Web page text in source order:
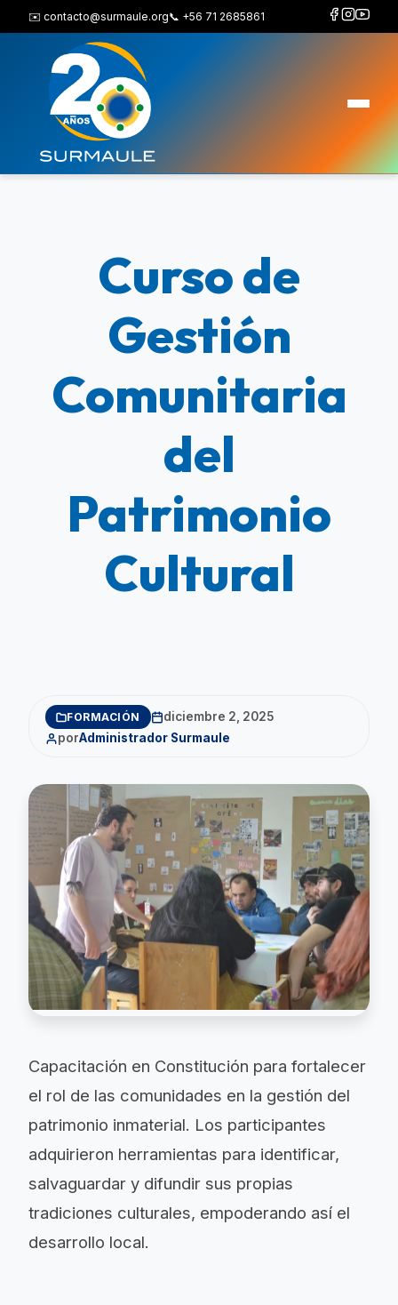
✉️ contacto@surmaule.org📞 +56 71 2685861
Curso de
Gestión
Comunitaria
del
Patrimonio
Cultural
FORMACIÓN
diciembre 2, 2025
porAdministrador Surmaule
Capacitación en Constitución para fortalecer
el rol de las comunidades en la gestión del
patrimonio inmaterial. Los participantes
adquirieron herramientas para identificar,
salvaguardar y difundir sus propias
tradiciones culturales, empoderando así el
desarrollo local.